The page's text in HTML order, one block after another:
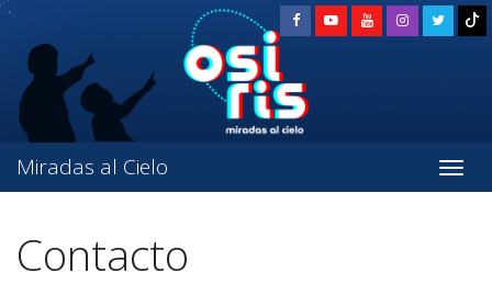
Miradas al Cielo
Contacto